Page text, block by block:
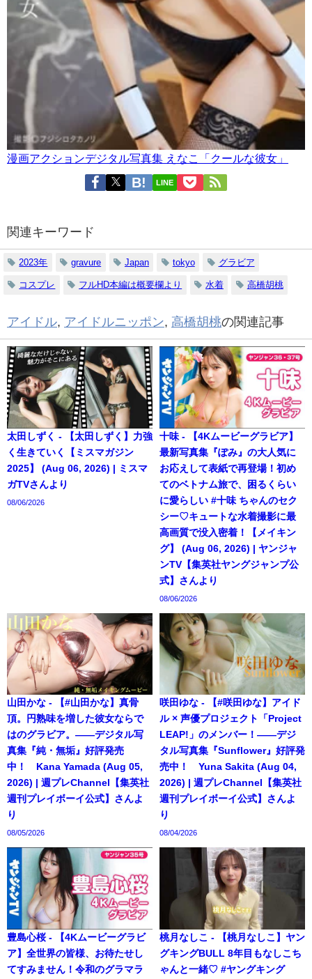
漫画アクションデジタル写真集 えなこ「クールな彼女」
LINE
関連キーワード
2023年 gravure Japan tokyo グラビア
コスプレ フルHD本編は概要欄より 水着 高橋胡桃
アイドル, アイドルニッポン, 高橋胡桃の関連記事
太田しずく - 【太田しずく】力強
く生きていく【ミスマガジン
2025】 (Aug 06, 2026) | ミスマ
ガTVさんより
08/06/2026
十味 - 【4Kムービーグラビア】
最新写真集『ぽみ』の大人気に
お応えして表紙で再登場！初め
てのベトナム旅で、困るくらい
に愛らしい #十味 ちゃんのセク
シー♡キュートな水着撮影に最
高画質で没入密着！【メイキン
グ】 (Aug 06, 2026) | ヤンジャ
ンTV【集英社ヤングジャンプ公
式】さんより
08/06/2026
山田かな - 【#山田かな】真骨
頂。円熟味を増した彼女ならで
はのグラビア。――デジタル写
真集『純・無垢』好評発売
中！ Kana Yamada (Aug 05,
2026) | 週プレChannel【集英社
週刊プレイボーイ公式】さんよ
り
08/05/2026
咲田ゆな - 【#咲田ゆな】アイド
ル × 声優プロジェクト「Project
LEAP!」のメンバー！――デジ
タル写真集『Sunflower』好評発
売中！ Yuna Sakita (Aug 04,
2026) | 週プレChannel【集英社
週刊プレイボーイ公式】さんよ
り
08/04/2026
豊島心桜 - 【4Kムービーグラビ
ア】全世界の皆様、お待たせし
てすみません！令和のグラマラ
桃月なしこ - 【桃月なしこ】ヤン
グキングBULL 8年目もなしこち
ゃんと一緒♡ #ヤングキング